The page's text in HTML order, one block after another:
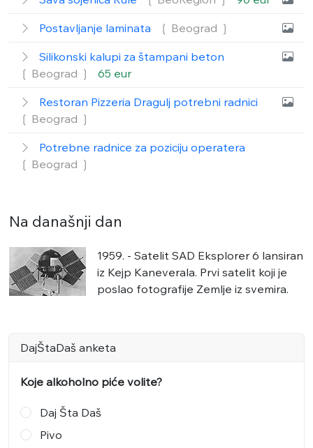
Postavljanje laminata ❲ Beograd ❳
Silikonski kalupi za štampani beton
❲ Beograd ❳ 65 eur
Restoran Pizzeria Dragulj potrebni radnici
❲ Beograd ❳
Potrebne radnice za poziciju operatera
❲ Beograd ❳
Na današnji dan
1959. - Satelit SAD Eksplorer 6 lansiran
iz Kejp Kaneverala. Prvi satelit koji je
poslao fotografije Zemlje iz svemira.
DajŠtaDaš anketa
Koje alkoholno piće volite?
Daj Šta Daš
Pivo